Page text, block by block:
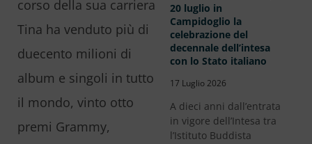
corso della sua carriera
Tina ha venduto più di
duecento milioni di
album e singoli in tutto
il mondo, vinto otto
premi Grammy,
20 luglio in
Campidoglio la
celebrazione del
decennale dell’intesa
con lo Stato italiano
17 Luglio 2026
A dieci anni dall’entrata
in vigore dell’Intesa tra
l’Istituto Buddista